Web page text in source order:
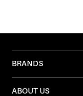
BRANDS
ABOUT US